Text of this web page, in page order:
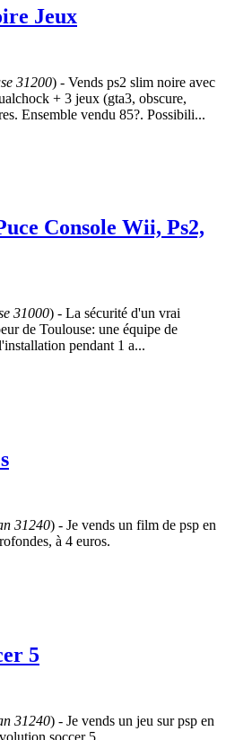
Jeux
31200) - Vends ps2 slim noire avec
+ 3 jeux (gta3, obscure,
Ensemble vendu 85?. Possibili...
Console Wii, Ps2,
31000) - La sécurité d'un vrai
de Toulouse: une équipe de
pendant 1 a...
31240) - Je vends un film de psp en
à 4 euros.
5
31240) - Je vends un jeu sur psp en
soccer 5.